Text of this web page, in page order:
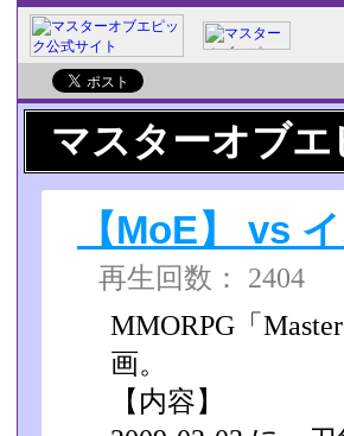
マスターオブ
【MoE】 vs
再生回数： 2404
MMORPG「
画。
【内容】